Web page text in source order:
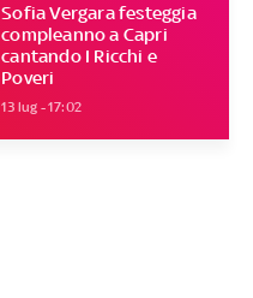
Sofia Vergara festeggia
compleanno a Capri
cantando I Ricchi e
Poveri
13 lug - 17:02